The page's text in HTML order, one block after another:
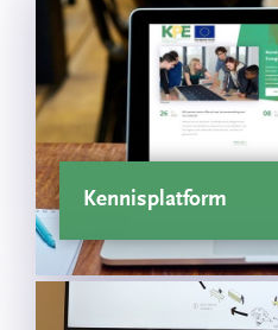
Kennisplatform